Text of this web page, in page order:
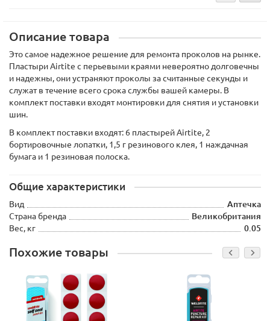
Описание товара
Это самое надежное решение для ремонта проколов на рынке.
Пластыри Airtite с перьевыми краями невероятно долговечны
и надежны, они устраняют проколы за считанные секунды и
служат в течение всего срока службы вашей камеры. В
комплект поставки входят монтировки для снятия и установки
шин.
В комплект поставки входят: 6 пластырейAirtite, 2
бортировочные лопатки, 1,5 г резинового клея, 1 наждачная
бумага и 1 резиновая полоска.
Общие характеристики
Вид
Аптечка
Страна бренда
Великобритания
Вес, кг
0.05
Похожие товары